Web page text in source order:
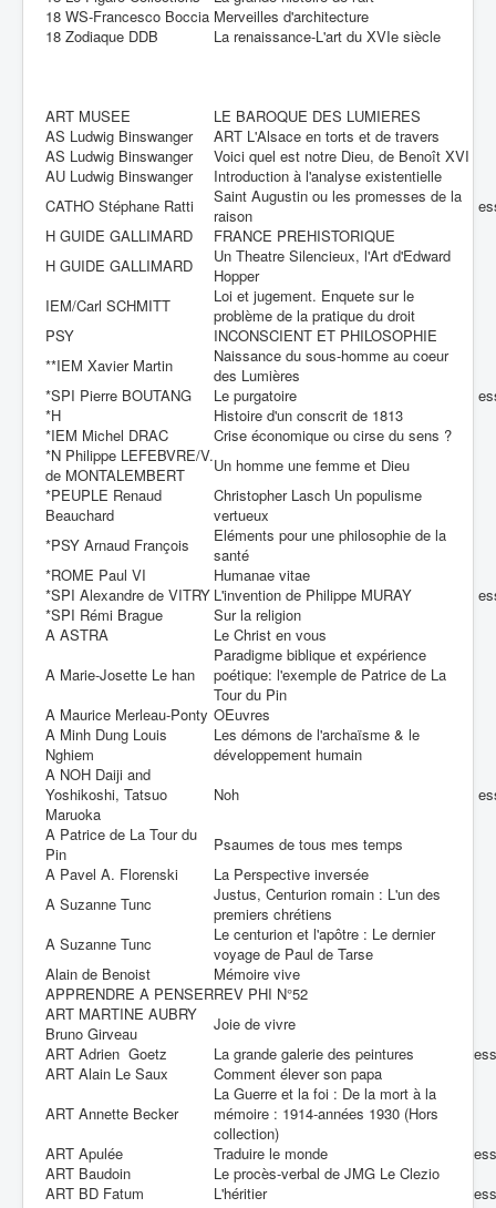
18 WS-Francesco Boccia Merveilles d'architecture
18 Zodiaque DDB
La renaissance-L'art du XVIe siècle
ART MUSEE
LE BAROQUE DES LUMIERES
AS Ludwig Binswanger
ART L'Alsace en torts et de travers
AS Ludwig Binswanger
Voici quel est notre Dieu, de Benoît XVI
AU Ludwig Binswanger
Introduction à l'analyse existentielle
CATHO Stéphane Ratti
Saint Augustin ou les promesses de la
raison
H GUIDE GALLIMARD
FRANCE PREHISTORIQUE
H GUIDE GALLIMARD
Un Theatre Silencieux, l'Art d'Edward
Hopper
IEM/Carl SCHMITT
Loi et jugement. Enquete sur le
problème de la pratique du droit
PSY
INCONSCIENT ET PHILOSOPHIE
**IEM Xavier Martin
Naissance du sous-homme au coeur
des Lumières
*SPI Pierre BOUTANG
Le purgatoire
*H
Histoire d'un conscrit de 1813
*IEM Michel DRAC
Crise économique ou cirse du sens ?
*N Philippe LEFEBVRE/V.
de MONTALEMBERT
Un homme une femme et Dieu
*PEUPLE Renaud
Beauchard
Christopher Lasch Un populisme
vertueux
*PSY Arnaud François
Eléments pour une philosophie de la
santé
*ROME Paul VI
Humanae vitae
*SPI Alexandre de VITRY L'invention de Philippe MURAY
*SPI Rémi Brague
Sur la religion
A ASTRA
Le Christ en vous
A Marie-Josette Le han
Paradigme biblique et expérience
poétique: l'exemple de Patrice de La
Tour du Pin
A Maurice Merleau-Ponty OEuvres
A Minh Dung Louis
Nghiem
Les démons de l'archaïsme & le
développement humain
A NOH Daiji and
Yoshikoshi, Tatsuo
Maruoka
Noh
A Patrice de La Tour du
Pin
Psaumes de tous mes temps
A Pavel A. Florenski
La Perspective inversée
A Suzanne Tunc
Justus, Centurion romain : L'un des
premiers chrétiens
A Suzanne Tunc
Le centurion et l'apôtre : Le dernier
voyage de Paul de Tarse
Alain de Benoist
Mémoire vive
APPRENDRE A PENSERREV PHI N°52
ART MARTINE AUBRY
Bruno Girveau
Joie de vivre
ART Adrien Goetz
La grande galerie des peintures
ess
ART Alain Le Saux
Comment élever son papa
ART Annette Becker
La Guerre et la foi : De la mort à la
mémoire : 1914-années 1930 (Hors
collection)
ART Apulée
Traduire le monde
ess
ART Baudoin
Le procès-verbal de JMG Le Clezio
ART BD Fatum
L'héritier
ess